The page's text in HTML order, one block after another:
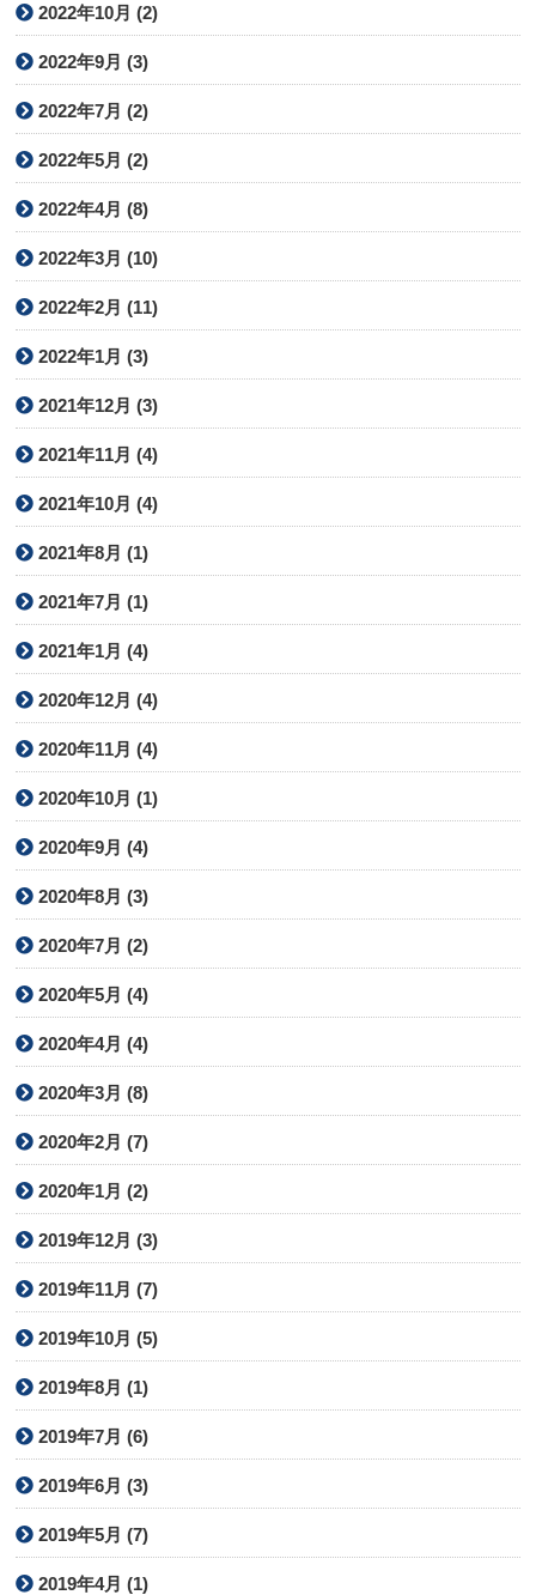
2022年10月 (2)
2022年9月 (3)
2022年7月 (2)
2022年5月 (2)
2022年4月 (8)
2022年3月 (10)
2022年2月 (11)
2022年1月 (3)
2021年12月 (3)
2021年11月 (4)
2021年10月 (4)
2021年8月 (1)
2021年7月 (1)
2021年1月 (4)
2020年12月 (4)
2020年11月 (4)
2020年10月 (1)
2020年9月 (4)
2020年8月 (3)
2020年7月 (2)
2020年5月 (4)
2020年4月 (4)
2020年3月 (8)
2020年2月 (7)
2020年1月 (2)
2019年12月 (3)
2019年11月 (7)
2019年10月 (5)
2019年8月 (1)
2019年7月 (6)
2019年6月 (3)
2019年5月 (7)
2019年4月 (1)